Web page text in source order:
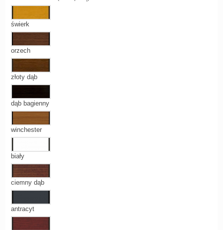
świerk
orzech
złoty dąb
dąb bagienny
winchester
biały
ciemny dąb
antracyt